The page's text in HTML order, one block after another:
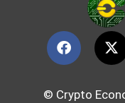
© Crypto